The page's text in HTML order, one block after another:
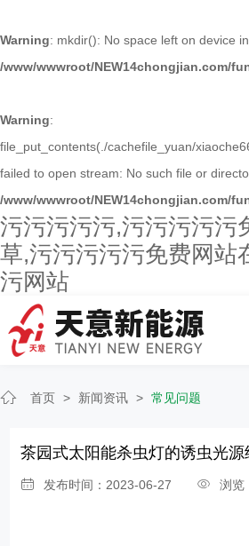
Warning: mkdir(): No space left on device in
/www/wwwroot/NEW14chongjian.com/
Warning:
file_put_contents(./cachefile_yuan/
failed to open stream: No such file or
/www/wwwroot/NEW14chongjian.com/
污污污污污,污污污污污
草,污污污污污免费网站
污网站
关于污污污污污
主营产品
人才招聘
新闻资讯
联系污污污污污
首页 > 新闻资讯 > 常见问题
茶园式太阳能杀虫灯的诱虫光源
发布时间：2023-06-27 浏览